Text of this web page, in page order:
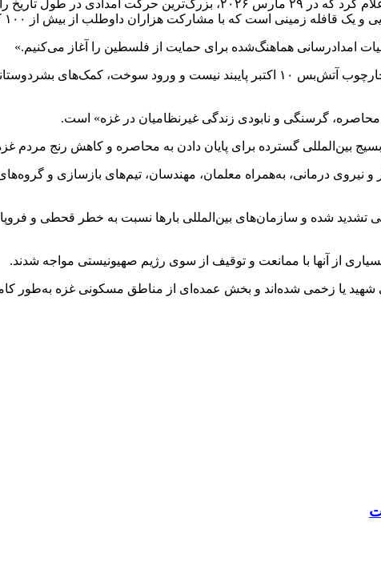
به گزارش خبرگزاری مهر، ناوگان جهانی «صمود» (مقاومت) روز پنجشنبه با صدور بیانیه‌ای اعلام کرد
که با مشارکت هزاران داوطلب از بیش از ۱۰۰ کشور جهان سازماندهی شده است.
امدادرسانی هماهنگ‌شده برای حمایت از فلسطین را آغاز می‌کنیم.»
این اقدام در شرایطی اعلام می‌شود که رژیم صهیونیستی همچنان به تعهدات انسانی خود در چارچوب آتش‌بس ۱۰
گرسنگی و نابودی زندگی غیرنظامیان در غزه» است.
بین‌المللی گسترده برای پایان دادن به محاصره و کاهش رنج مردم
نیروی درمانی، به‌همراه معلمان، مهندسان، تیم‌های بازسازی و
تشدید شده و سازمان‌های بین‌المللی بارها نسبت به خطر قحطی و
از آنها با ممانعت و توقیف از سوی رژیم صهیونیستی مواجه شدند.